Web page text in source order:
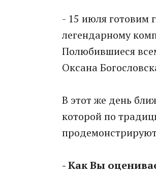
- 15 июля готовим
легендарному
Полюбившиеся
Оксана
В этот же день
которой по
- Как Вы